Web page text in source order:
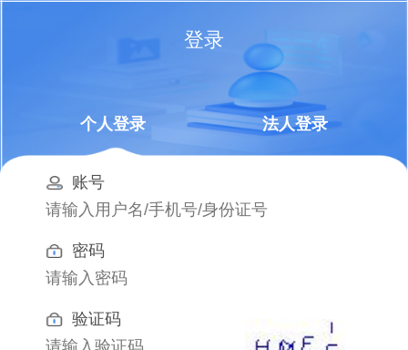
登录
个人登录 法人登录
账号
密码
验证码